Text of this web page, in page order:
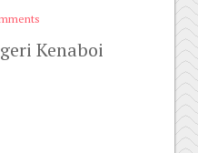
Kenaboi